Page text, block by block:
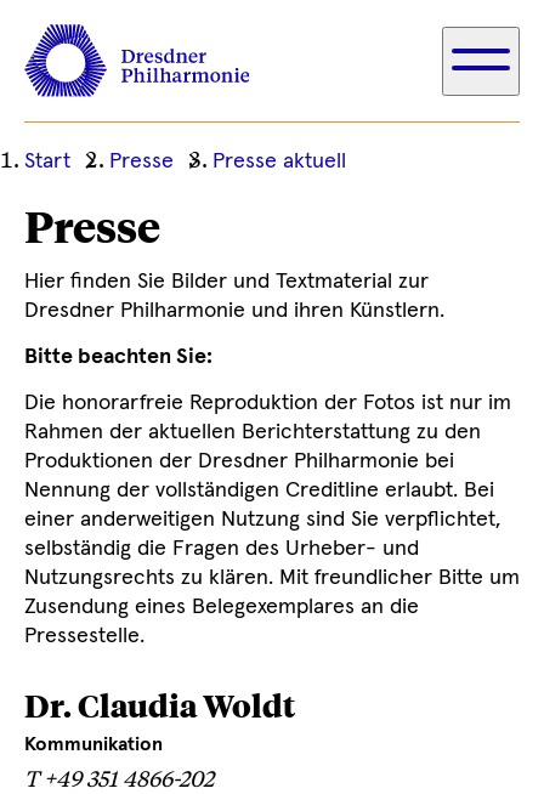
Ihre
Position
Start Presse Presse aktuell
Presse
Hier finden Sie Bilder und Textmaterial zur
Dresdner Philharmonie und ihren Künstlern.
Bitte beachten Sie:
Die honorarfreie Reproduktion der Fotos ist nur im
Rahmen der aktuellen Berichterstattung zu den
Produktionen der Dresdner Philharmonie bei
Nennung der vollständigen Creditline erlaubt. Bei
einer anderweitigen Nutzung sind Sie verpflichtet,
selbständig die Fragen des Urheber- und
Nutzungsrechts zu klären. Mit freundlicher Bitte um
Zusendung eines Belegexemplares an die
Pressestelle.
Dr. Claudia Woldt
Kommunikation
T +49 351 4866-202